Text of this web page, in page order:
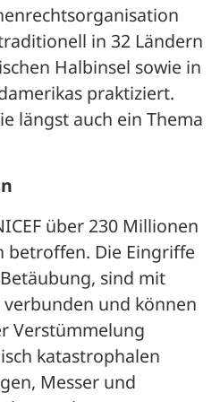
traditionell in 32 Ländern
Halbinsel sowie in
praktiziert.
längst auch ein Thema
über 230 Millionen
betroffen. Die Eingriffe
sind mit
und können
Verstümmelung
katastrophalen
Messer und